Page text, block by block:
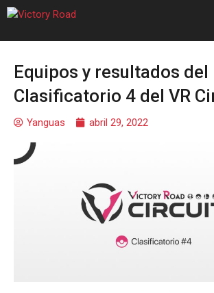
Equipos y resultados del
Clasificatorio 4 del VR
Yanguas abril 29, 2022